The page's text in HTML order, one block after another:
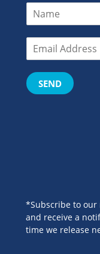
SEND
*Subscribe to our
and receive a
time we release